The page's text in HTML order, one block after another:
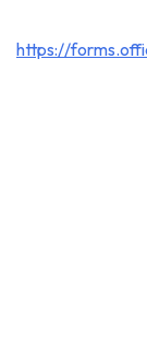
https://